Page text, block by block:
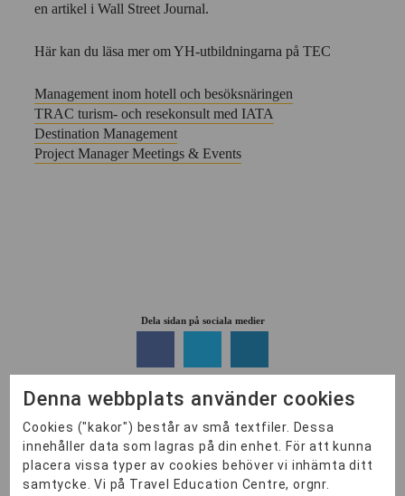
en artikel i Wall Street Journal.
Här kan du läsa mer om YH-utbildningarna på TEC
Management inom hotell och besöksnäringen
TRAC turism- och resekonsult med IATA
Destination Management
Project Manager Meetings & Events
Dela sidan på sociala medier
Håll dig uppdaterad!
Denna webbplats använder cookies
Cookies ("kakor") består av små textfiler. Dessa
innehåller data som lagras på din enhet. För att kunna
placera vissa typer av cookies behöver vi inhämta ditt
samtycke. Vi på Travel Education Centre, orgnr.